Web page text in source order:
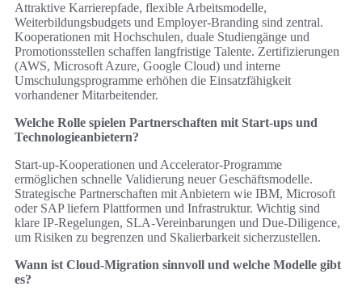
Attraktive Karrierepfade, flexible Arbeitsmodelle,
Weiterbildungsbudgets und Employer‑Branding sind zentral.
Kooperationen mit Hochschulen, duale Studiengänge und
Promotionsstellen schaffen langfristige Talente. Zertifizierungen
(AWS, Microsoft Azure, Google Cloud) und interne
Umschulungsprogramme erhöhen die Einsatzfähigkeit
vorhandener Mitarbeitender.
Welche Rolle spielen Partnerschaften mit Start‑ups und
Technologieanbietern?
Start‑up‑Kooperationen und Accelerator‑Programme
ermöglichen schnelle Validierung neuer Geschäftsmodelle.
Strategische Partnerschaften mit Anbietern wie IBM, Microsoft
oder SAP liefern Plattformen und Infrastruktur. Wichtig sind
klare IP‑Regelungen, SLA‑Vereinbarungen und Due‑Diligence,
um Risiken zu begrenzen und Skalierbarkeit sicherzustellen.
Wann ist Cloud‑Migration sinnvoll und welche Modelle gibt
es?